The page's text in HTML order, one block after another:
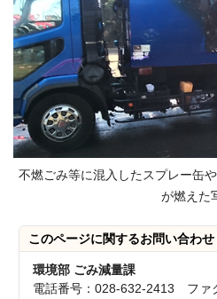
不燃ごみ等に混入したスプレー缶
が燃えた
このページに関するお問い合わせ
環境部 ごみ減量課
電話番号：028-632-2413 ファ